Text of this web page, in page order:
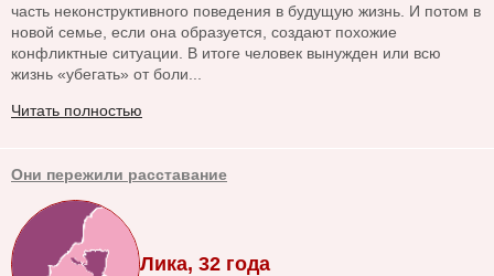
часть неконструктивного поведения в будущую жизнь. И потом в
новой семье, если она образуется, создают похожие
конфликтные ситуации. В итоге человек вынужден или всю
жизнь «убегать» от боли...
Читать полностью
Они пережили расставание
Лика, 32 года